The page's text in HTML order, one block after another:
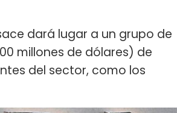
dará lugar a un grupo de
millones de dólares) de
del sector, como los